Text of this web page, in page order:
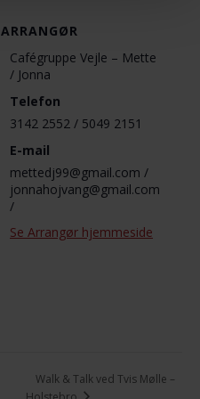
ARRANGØR
Cafégruppe Vejle – Mette
/ Jonna
Telefon
3142 2552 / 5049 2151
E-mail
mettedj99@gmail.com /
jonnahojvang@gmail.com
/
Se Arrangør hjemmeside
Walk & Talk ved Tvis Mølle –